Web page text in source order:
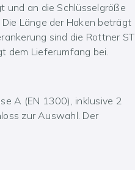
und an die Schlüsselgröße
Länge der Haken beträgt
sind die Rottner ST
dem Lieferumfang bei.
A (EN 1300), inklusive 2
zur Auswahl. Der